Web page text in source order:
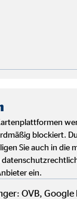
blockiert.
Sie auch in die
ein.
OVB, Google